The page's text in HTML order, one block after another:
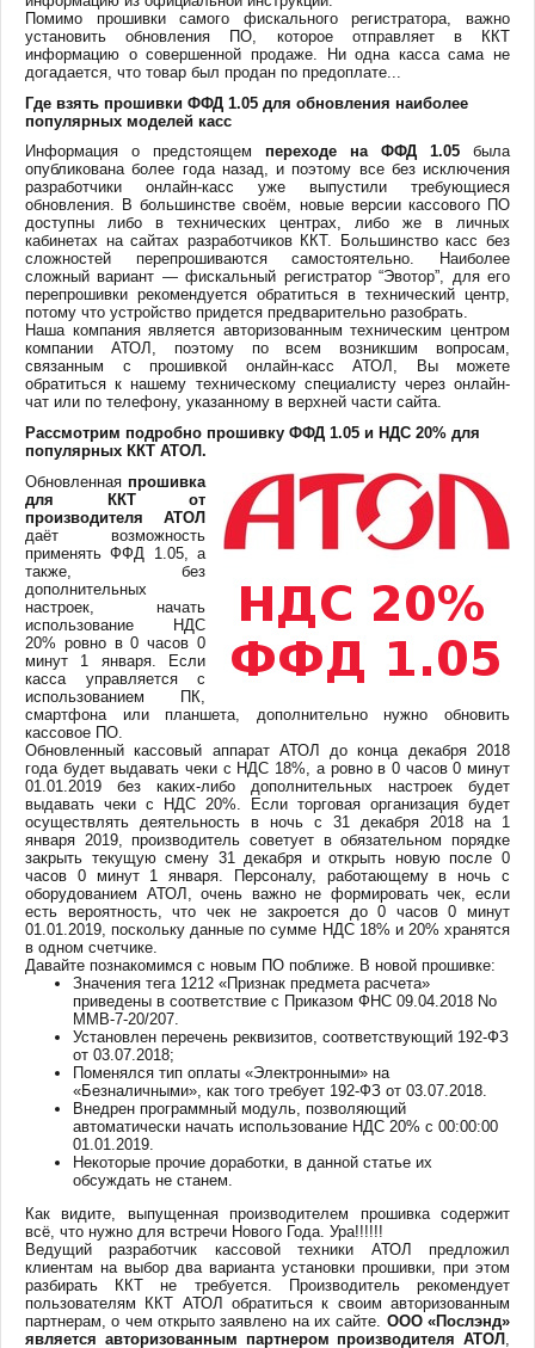
Помимо прошивки самого фискального регистратора, важно
установить обновления ПО, которое отправляет в ККТ
информацию о совершенной продаже. Ни одна касса сама не
догадается, что товар был продан по предоплате...
Где взять прошивки ФФД 1.05 для обновления наиболее
популярных моделей касс
Информация о предстоящем переходе на ФФД 1.05 была
опубликована более года назад, и поэтому все без исключения
разработчики онлайн-касс уже выпустили требующиеся
обновления. В большинстве своём, новые версии кассового ПО
доступны либо в технических центрах, либо же в личных
кабинетах на сайтах разработчиков ККТ. Большинство касс без
сложностей перепрошиваются самостоятельно. Наиболее
сложный вариант — фискальный регистратор “Эвотор”, для его
перепрошивки рекомендуется обратиться в технический центр,
потому что устройство придется предварительно разобрать.
Наша компания является авторизованным техническим центром
компании АТОЛ, поэтому по всем возникшим вопросам,
связанным с прошивкой онлайн-касс АТОЛ, Вы можете
обратиться к нашему техническому специалисту через онлайн-
чат или по телефону, указанному в верхней части сайта.
Рассмотрим подробно прошивку ФФД 1.05 и НДС 20% для
популярных ККТ АТОЛ.
Обновленная прошивка
для ККТ от
производителя АТОЛ
даёт возможность
применять ФФД 1.05, а
также, без
дополнительных
настроек, начать
использование НДС
20% ровно в 0 часов 0
минут 1 января. Если
касса управляется с
использованием ПК,
смартфона или планшета, дополнительно нужно обновить
кассовое ПО.
Обновленный кассовый аппарат АТОЛ до конца декабря 2018
года будет выдавать чеки с НДС 18%, а ровно в 0 часов 0 минут
01.01.2019 без каких-либо дополнительных настроек будет
выдавать чеки с НДС 20%. Если торговая организация будет
осуществлять деятельность в ночь с 31 декабря 2018 на 1
января 2019, производитель советует в обязательном порядке
закрыть текущую смену 31 декабря и открыть новую после 0
часов 0 минут 1 января. Персоналу, работающему в ночь с
оборудованием АТОЛ, очень важно не формировать чек, если
есть вероятность, что чек не закроется до 0 часов 0 минут
01.01.2019, поскольку данные по сумме НДС 18% и 20% хранятся
в одном счетчике.
Давайте познакомимся с новым ПО поближе. В новой прошивке:
Значения тега 1212 «Признак предмета расчета»
приведены в соответствие с Приказом ФНС 09.04.2018 No
ММВ-7-20/207.
Установлен перечень реквизитов, соответствующий 192-ФЗ
от 03.07.2018;
Поменялся тип оплаты «Электронными» на
«Безналичными», как того требует 192-ФЗ от 03.07.2018.
Внедрен программный модуль, позволяющий
автоматически начать использование НДС 20% с 00:00:00
01.01.2019.
Некоторые прочие доработки, в данной статье их
обсуждать не станем.
Как видите, выпущенная производителем прошивка содержит
всё, что нужно для встречи Нового Года. Ура!!!!!!
Ведущий разработчик кассовой техники АТОЛ предложил
клиентам на выбор два варианта установки прошивки, при этом
разбирать ККТ не требуется. Производитель рекомендует
пользователям ККТ АТОЛ обратиться к своим авторизованным
партнерам, о чем открыто заявлено на их сайте. ООО «Послэнд»
является авторизованным партнером производителя АТОЛ